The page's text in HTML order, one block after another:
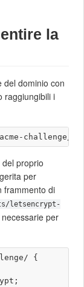
la
del dominio con
raggiungibili i
proprio
per
frammento di
letsencrypt-
per
{